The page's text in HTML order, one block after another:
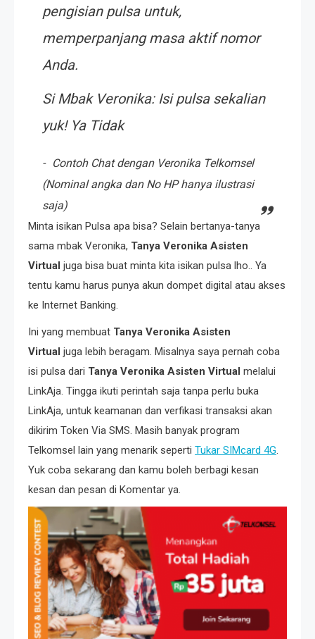
pengisian pulsa untuk,
memperpanjang masa aktif nomor
Anda.
Si MbakVeronika: Isi pulsa sekalian
yuk! Ya Tidak
Contoh Chat dengan Veronika Telkomsel
(Nominal angka dan No HP hanya ilustrasi
saja)
Minta isikan Pulsa apa bisa? Selain bertanya-tanya
sama mbak Veronika, Tanya Veronika Asisten
Virtual juga bisa buat minta kita isikan pulsa lho.. Ya
tentu kamu harus punya akun dompet digital atau akses
ke Internet Banking.
Ini yang membuat Tanya Veronika Asisten
Virtual juga lebih beragam. Misalnya saya pernah coba
isi pulsa dari Tanya Veronika Asisten Virtual melalui
LinkAja. Tingga ikuti perintah saja tanpa perlu buka
LinkAja, untuk keamanan dan verfikasi transaksi akan
dikirim Token Via SMS. Masih banyak program
Telkomsel lain yang menarik seperti Tukar SIMcard 4G.
Yuk coba sekarang dan kamu boleh berbagi kesan
kesan dan pesan di Komentar ya.